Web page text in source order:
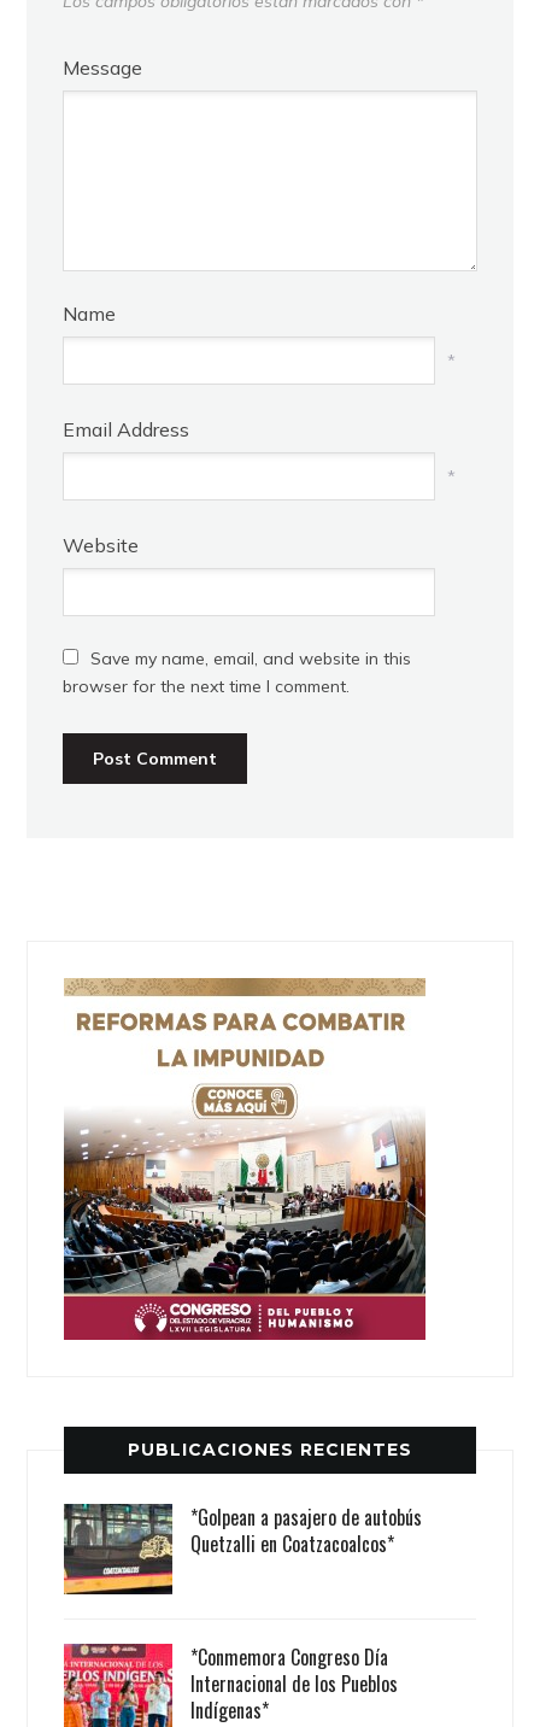
Message
Name
*
Email Address
*
Website
Save my name, email, and website in this
browser for the next time I comment.
PUBLICACIONES RECIENTES
*Golpean a pasajero de autobús
Quetzalli en Coatzacoalcos*
*Conmemora Congreso Día
Internacional de los Pueblos
Indígenas*